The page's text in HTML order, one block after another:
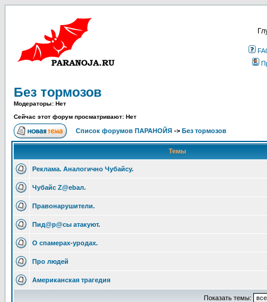
Без тормозов
Модераторы: Нет
Сейчас этот форум просматривают: Нет
Список форумов ПАРАНОЙЯ -> Без тормозов
Темы
Реклама. Аналогично Чубайсу.
Чубайс Z@еbал.
Правонарушители.
Пид@p@сы атакуют.
О спамерах-уродах.
Про людей
Американская трагедия
Показать темы: